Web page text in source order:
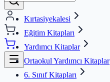
Kırtasiyekalesi
Eğitim Kitapları
Yardımcı Kitaplar
Ortaokul Yardımcı Kitaplar
6. Sınıf Kitapları